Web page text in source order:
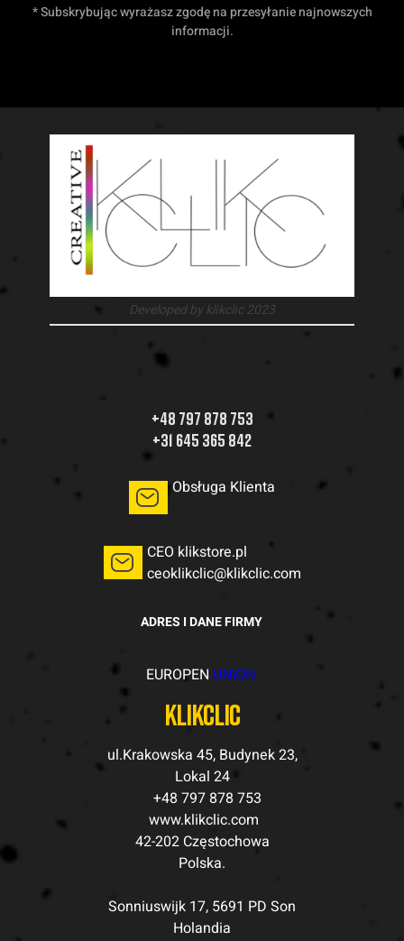
* Subskrybując wyrażasz zgodę na przesyłanie najnowszych
informacji.
Developed by klikclic 2023
+48 797 878 753
+31 645 365 842
Obsługa Klienta
CEO klikstore.pl
ceoklikclic@klikclic.com
ADRES I DANE FIRMY
EUROPEN UNION
klikclic
ul.Krakowska 45, Budynek 23,
Lokal 24
+48 797 878 753
www.klikclic.com
42-202 Częstochowa
Polska.
Sonniuswijk 17, 5691 PD Son
Holandia